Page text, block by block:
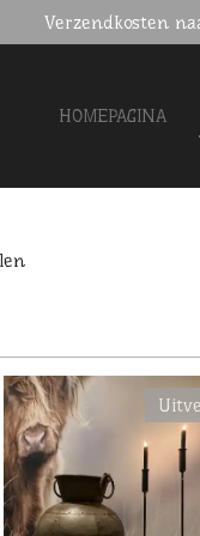
Verzendkosten
HOMEPAGINA